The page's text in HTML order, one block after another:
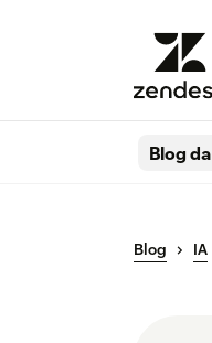
Blog da
Blog IA